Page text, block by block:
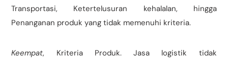
Transportasi, Ketertelusuran kehalalan, hingga
Penanganan produk yang tidak memenuhi kriteria.
Keempat, Kriteria Produk. Jasa logistik tidak